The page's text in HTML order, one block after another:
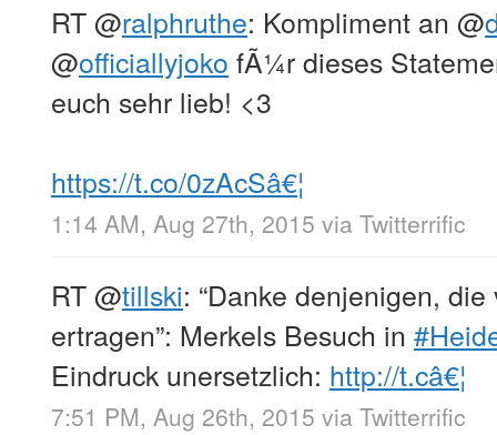
RT@ralphruthe: Kompliment an @
@officiallyjoko fÃ¼r dieses
euch sehr lieb! <3
https://t.co/0zAcSâ€¦
1:14 AM, Aug 27th, 2015 via Twitterrific
RT@tillski: “Danke denjenigen,
ertragen”: Merkels Besuch in
Eindruck unersetzlich: http://t.câ€¦
7:51 PM, Aug 26th, 2015 via Twitterrific